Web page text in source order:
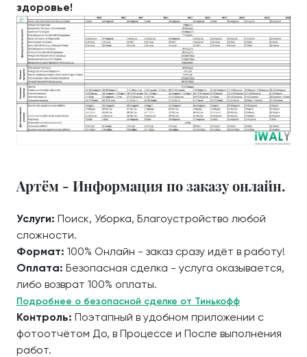
здоровье!
Артём - Информация по заказу онлайн.
Услуги: Поиск, Уборка, Благоустройство любой
сложности.
Формат: 100% Онлайн - заказ сразу идёт в работу!
Оплата: Безопасная сделка - услуга оказывается,
либо возврат 100% оплаты.
Подробнее о безопасной сделке от Тинькофф
Контроль: Поэтапный в удобном приложении с
фотоотчётом До, в Процессе и После выполнения
работ.